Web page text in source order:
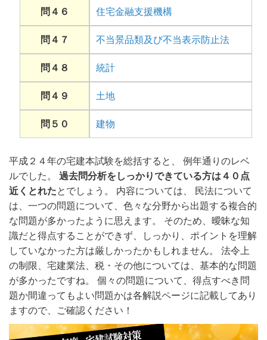
問４６ 住宅金融支援機構
問４７ 不当景品類及び不当表示防止法
問４８ 統計
問４９ 土地
問５０ 建物
平成２４年の宅建本試験を総括すると、 例年通りのレベ
ルでした。 過去問分析をしっかりできている方は４０点
近くとれたとでしょう。 内容については、 民法について
は、一つの問題について、色々な分野から出題する複合的
な問題が多かったように思えます。 そのため、曖昧な知
識だと得点することができず、しっかり、ポイントを理解
していなかった方は厳しかったかもしれません。 法令上
の制限、宅建業法、税・その他については、基本的な問題
が多かったですね。 個々の問題について、得点すべき問
題か間違ってもよい問題かは各解説ページに記載してあり
ますので、ご確認ください！